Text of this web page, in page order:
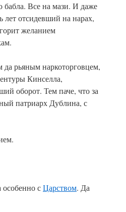
бабла. Все на мази. И даже
лет отсидевший на нарах,
желанием
рьяным наркоторговцем,
Кинселла,
оборот. Тем паче, что за
патриарх Дублина, с
сЦарством. Да